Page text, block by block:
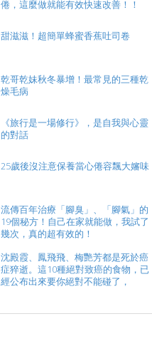
倦，這麼做就能有效快速改善！！
甜滋滋！超簡單蜂蜜香蕉吐司卷
乾哥乾妹秋冬暴增！最常見的三種乾
燥毛病
《旅行是一場修行》，是自我與心靈
的對話
25歲後沒注意保養當心倦容飄大嬸味
流傳百年治療「腳臭」、「腳氣」的
19個秘方！自己在家就能做，我試了
幾次，真的超有效的！
沈殿霞、鳳飛飛、梅艷芳都是死於癌
症猝逝。這10種絕對致癌的食物，已
經公布出來要你絕對不能碰了，